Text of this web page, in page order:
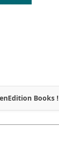
Books !